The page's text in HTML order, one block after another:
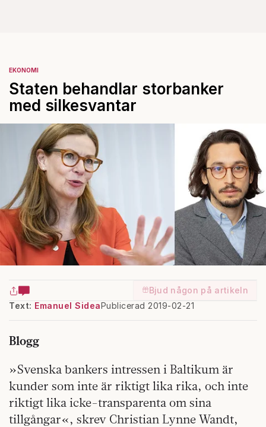
EKONOMI
Staten behandlar storbanker
med silkesvantar
Bjud någon på artikeln
Text: Emanuel SideaPublicerad 2019-02-21
Blogg
»Svenska bankers intressen i Baltikum är
kunder som inte är riktigt lika rika, och inte
riktigt lika icke-transparenta om sina
tillgångar«, skrev Christian Lynne Wandt,